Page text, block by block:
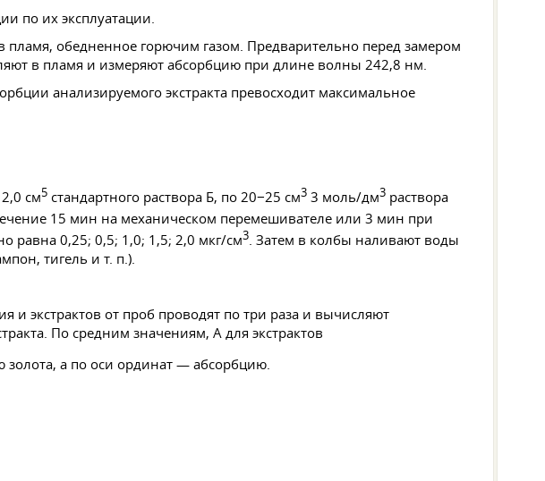
по их эксплуатации.
обедненное горючим газом. Предварительно перед замером
в пламя и измеряют абсорбцию при длине волны 242,8 нм.
анализируемого экстракта превосходит максимальное
см5 стандартного раствора Б, по 20−25 см3 3 моль/дм3 раствора
15 мин на механическом перемешивателе или 3 мин при
равна 0,25; 0,5; 1,0; 1,5; 2,0 мкг/см3. Затем в колбы наливают воды
тигель и т. п.).
и экстрактов от проб проводят по три раза и вычисляют
По средним значениям, А для экстрактов
золота, а по оси ординат — абсорбцию.